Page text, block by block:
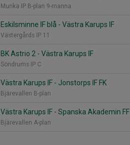
Munka IP B-plan 9-manna
Eskilsminne IF blå - Västra Karups IF
Västergårds IP 11
BK Astrio 2 - Västra Karups IF
Söndrums IP C
Västra Karups IF - Jonstorps IF FK
Bjärevallen B-plan
Västra Karups IF - Spanska Akademin FF
Bjärevallen A-plan